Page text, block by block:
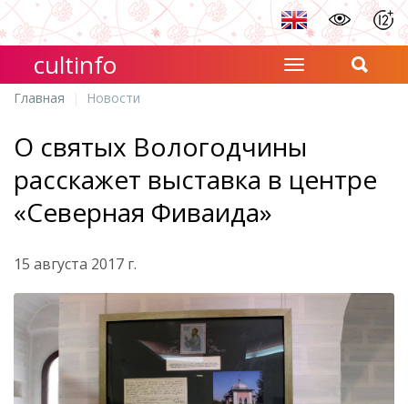
cultinfo
Главная Новости
О святых Вологодчины
расскажет выставка в центре
«Северная Фиваида»
15 августа 2017 г.